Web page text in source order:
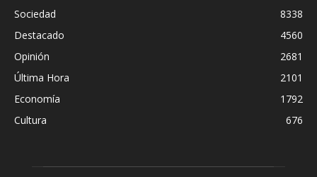
Sociedad
8338
Destacado
4560
Opinión
2681
Última Hora
2101
Economía
1792
Cultura
676